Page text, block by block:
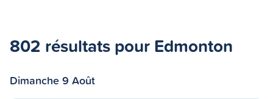
802 résultats pour Edmonton
Dimanche 9 Août